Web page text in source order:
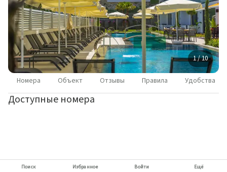
1 / 10
Номера Объект Отзывы Правила Удобства
Доступные номера
Поиск Избранное Войти Ещё